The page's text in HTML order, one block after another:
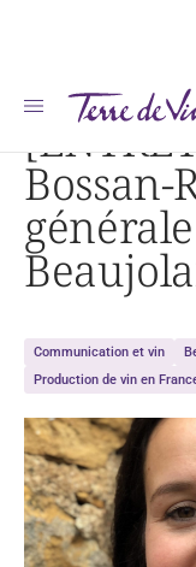
Accueil [ENTRETIEN] Cécile
Bossan-
Communication et vin
Production de vin en